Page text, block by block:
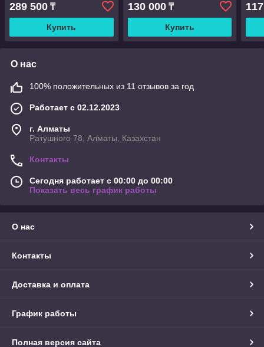
289 500 ₸
Купить
130 000₸
Купить
О нас
100% положительных из 11 отзывов за год
Работает с 02.12.2023
г. Алматы
Ратушного 78, Алматы, Казахстан
Контакты
Сегодня работает с 00:00 до 00:00
Показать весь график работы
О нас
Контакты
Доставка и оплата
График работы
Полная версия сайта